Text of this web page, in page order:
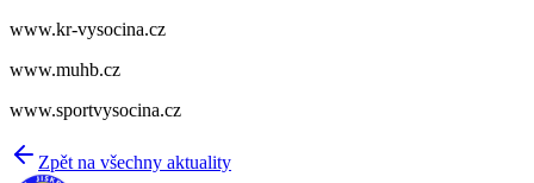
www.kr-vysocina.cz
www.muhb.cz
www.sportvysocina.cz
Zpět na všechny aktuality